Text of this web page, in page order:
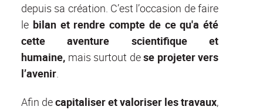
depuis sa création. C’est l’occasion de faire
le bilan et rendre compte de ce qu'a été
cette aventure scientifique et
humaine, mais surtout dese projeter vers
l’avenir.
Afin decapitaliser et valoriser les travaux,